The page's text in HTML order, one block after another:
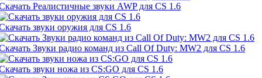
Реалистичные звуки AWP для CS 1.6
звуки оружия для CS 1.6
Звуки радио команд из Call Of Duty: MW2 для CS 1.6
звуки ножа из CS:GO для CS 1.6